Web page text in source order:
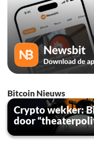
Bitcoin Nieuws
Crypto wekker:
door